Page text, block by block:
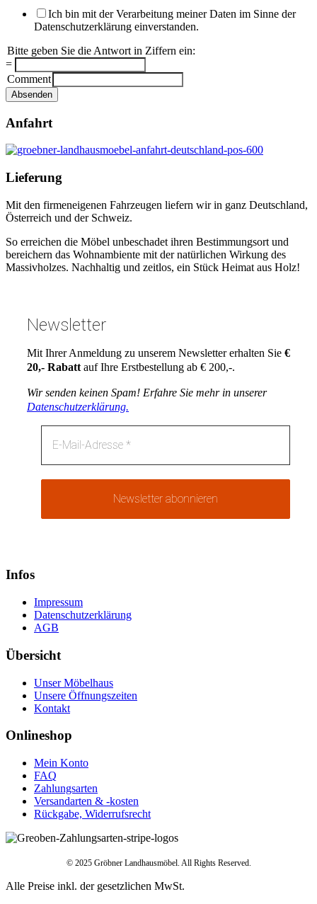
Ich bin mit der Verarbeitung meiner Daten im Sinne der
Datenschutzerklärung einverstanden.
Bitte geben Sie die Antwort in Ziffern ein:
=
Comment
Absenden
Anfahrt
Lieferung
Mit den firmeneigenen Fahrzeugen liefern wir in ganz Deutschland,
Österreich und der Schweiz.
So erreichen die Möbel unbeschadet ihren Bestimmungsort und
bereichern das Wohnambiente mit der natürlichen Wirkung des
Massivholzes. Nachhaltig und zeitlos, ein Stück Heimat aus Holz!
Newsletter
Mit Ihrer Anmeldung zu unserem Newsletter erhalten Sie €
20,- Rabatt auf Ihre Erstbestellung ab € 200,-.
Wir senden keinen Spam! Erfahre Sie mehr in unserer
Datenschutzerklärung.
Infos
Impressum
Datenschutzerklärung
AGB
Übersicht
Unser Möbelhaus
Unsere Öffnungszeiten
Kontakt
Onlineshop
Mein Konto
FAQ
Zahlungsarten
Versandarten & -kosten
Rückgabe, Widerrufsrecht
© 2025 Gröbner Landhausmöbel. All Rights Reserved.
Alle Preise inkl. der gesetzlichen MwSt.